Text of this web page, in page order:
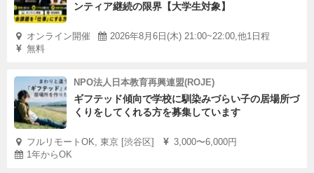
ンティア継続の限界【大学生対象】
オンライン開催
2026年8月6日(木) 21:00~22:00,他1日程
無料
NPO法人日本教育再興連盟(ROJE)
ギフテッド傾向で学校に馴染みづらい子の居場所づ
くりをしてくれる方を募集しています
フルリモートOK, 東京 [渋谷区]
3,000〜6,000円
1年からOK